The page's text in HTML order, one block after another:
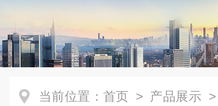
当前位置： 首页 > 产品展示